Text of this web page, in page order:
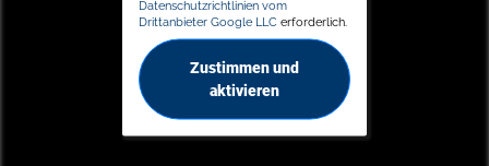
Datenschutzrichtlinien vom
Drittanbieter Google LLC erforderlich.
Zustimmen und
aktivieren